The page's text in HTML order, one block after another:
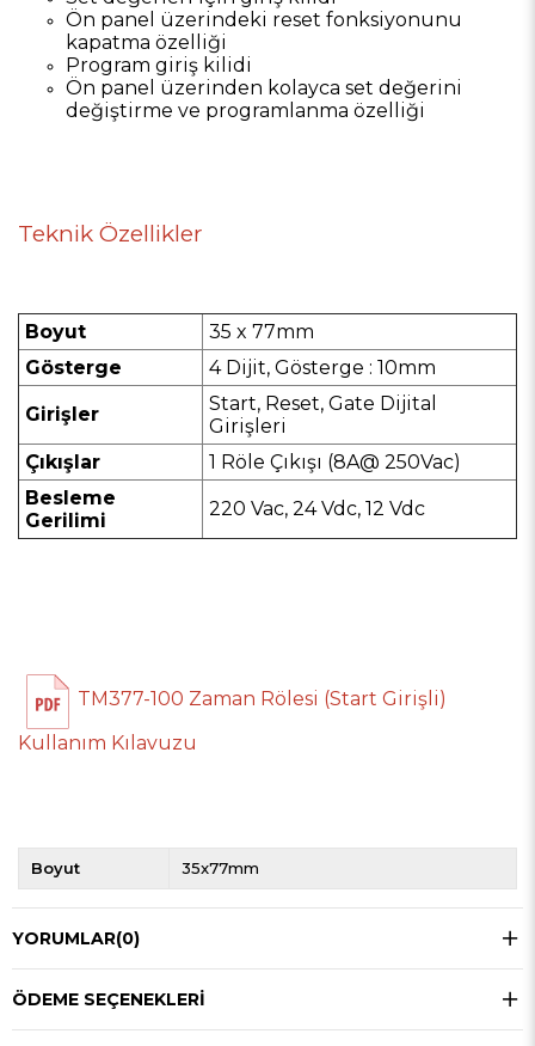
Ön panel üzerindeki reset fonksiyonunu
kapatma özelliği
Program giriş kilidi
Ön panel üzerinden kolayca set değerini
değiştirme ve programlanma özelliği
Teknik Özellikler
Boyut
35 x 77mm
Gösterge
4 Dijit, Gösterge : 10mm
Girişler
Start, Reset, Gate Dijital
Girişleri
Çıkışlar
1 Röle Çıkışı (8A@ 250Vac)
Besleme
Gerilimi
220 Vac, 24 Vdc, 12 Vdc
TM377-100 Zaman Rölesi (Start Girişli)
Kullanım Kılavuzu
Boyut 35x77mm
YORUMLAR(0)
ÖDEME SEÇENEKLERI